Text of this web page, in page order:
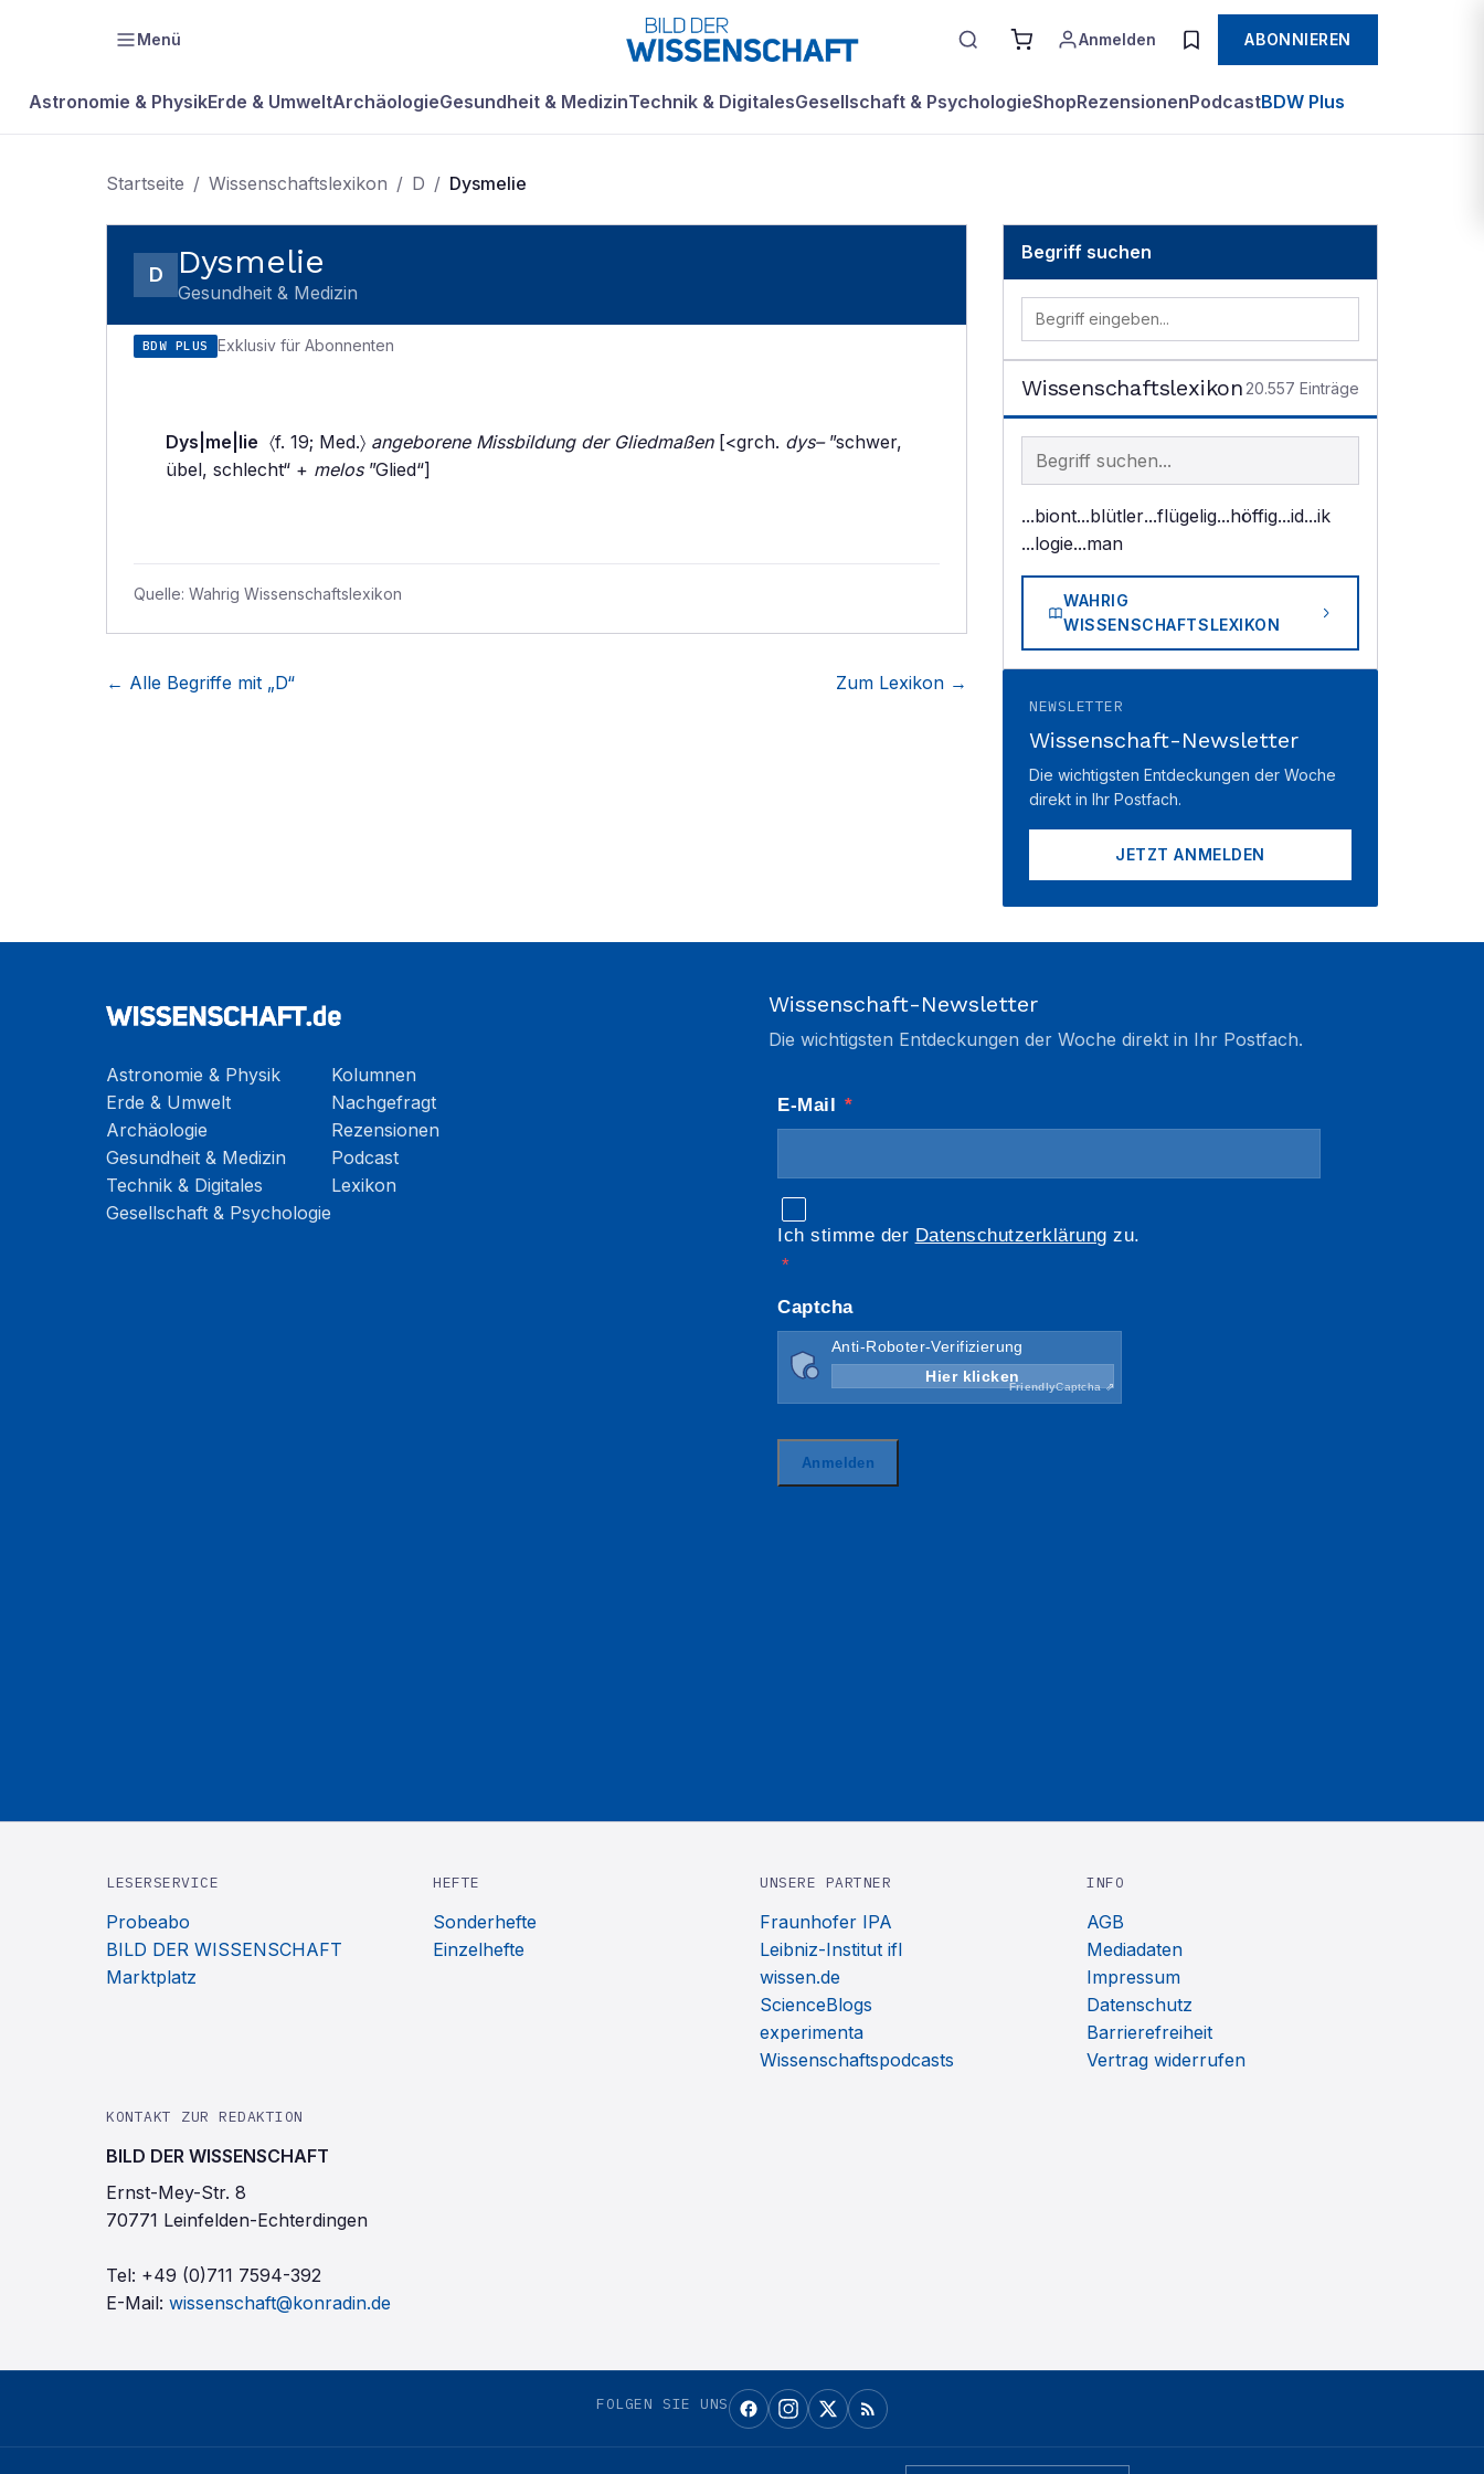
Menü Anmelden ABONNIEREN
Astronomie & PhysikErde & UmweltArchäologieGesundheit & MedizinTechnik & DigitalesGesellschaft & PsychologieShopRezensionenPodcastBDW Plus
Startseite / Wissenschaftslexikon / D / Dysmelie
D Dysmelie
Gesundheit & Medizin
BDW PLUS Exklusiv für Abonnenten
Dys|me|lie 〈f. 19; Med.〉 angeborene Missbildung der Gliedmaßen[<grch. dys–”schwer,
übel, schlecht“ + melos”Glied“]
Quelle: Wahrig Wissenschaftslexikon
← Alle Begriffe mit „D“ Zum Lexikon →
Begriff suchen
Wissenschaftslexikon 20.557 Einträge
Begriff im Lexikon suchen
...biont...blütler...flügelig...höffig...id...ik
...logie...man
WAHRIG
WISSENSCHAFTSLEXIKON
NEWSLETTER
Wissenschaft-Newsletter
Die wichtigsten Entdeckungen der Woche
direkt in Ihr Postfach.
JETZT ANMELDEN
Astronomie & Physik
Erde & Umwelt
Archäologie
Gesundheit & Medizin
Technik & Digitales
Gesellschaft & Psychologie
Kolumnen
Nachgefragt
Rezensionen
Podcast
Lexikon
Wissenschaft-Newsletter
Die wichtigsten Entdeckungen der Woche direkt in Ihr Postfach.
LESERSERVICE
Probeabo
BILD DER WISSENSCHAFT
Marktplatz
HEFTE
Sonderhefte
Einzelhefte
UNSERE PARTNER
Fraunhofer IPA
Leibniz-Institut ifl
wissen.de
ScienceBlogs
experimenta
Wissenschaftspodcasts
INFO
AGB
Mediadaten
Impressum
Datenschutz
Barrierefreiheit
Vertrag widerrufen
KONTAKT ZUR REDAKTION
BILD DER WISSENSCHAFT
Ernst-Mey-Str. 8
70771 Leinfelden-Echterdingen
Tel: +49 (0)711 7594-392
E-Mail: wissenschaft@konradin.de
FOLGEN SIE UNS